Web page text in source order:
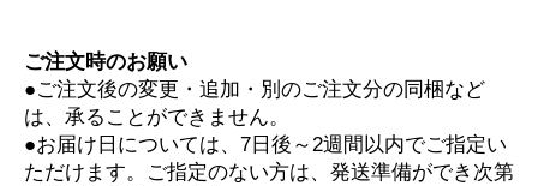
ご注文時のお願い
●ご注文後の変更・追加・別のご注文分の同梱など
は、承ることができません。
●お届け日については、7日後～2週間以内でご指定い
ただけます。ご指定のない方は、発送準備ができ次第